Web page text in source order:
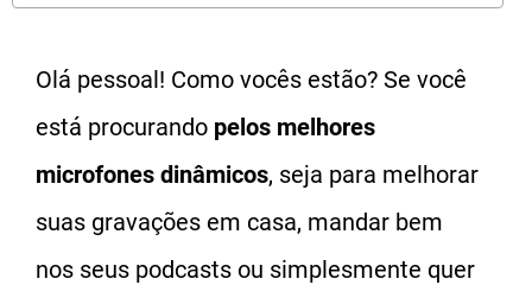
Olá pessoal! Como vocês estão? Se você
está procurando pelos melhores
microfones dinâmicos, seja para melhorar
suas gravações em casa, mandar bem
nos seus podcasts ou simplesmente quer